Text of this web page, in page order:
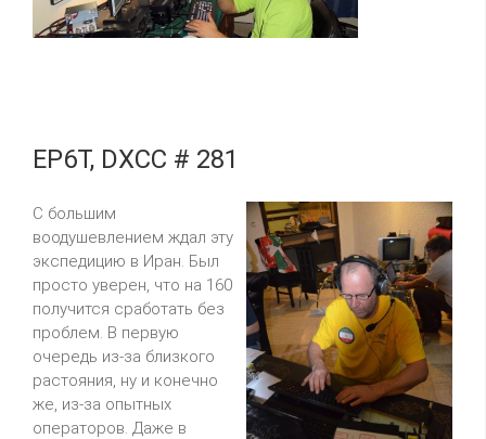
EP6T, DXCC # 281
С большим
воодушевлением ждал эту
экспедицию в Иран. Был
просто уверен, что на 160
получится сработать без
проблем. В первую
очередь из-за близкого
растояния, ну и конечно
же, из-за опытных
операторов. Даже в